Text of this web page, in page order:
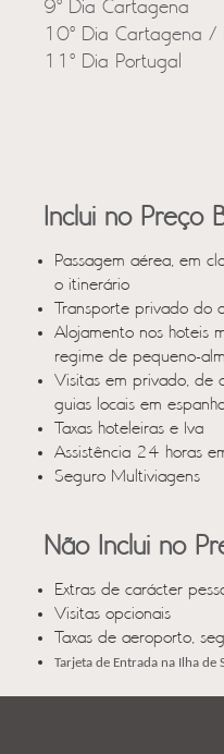
9º Dia Cartagena
10º Dia Cartagena /
11º Dia Portugal
Inclui no Preço
Passagem aérea, em
o itinerário
Transporte privado do
Alojamento nos hoteis
regime de pequeno-
Visitas em privado, de
guias locais em
Taxas hoteleiras e Iva
Assistência 24 horas
Seguro Multiviagens
Não Inclui no
Extras de carácter
Visitas opcionais
Taxas de aeroporto,
Tarjeta de Entrada na Ilha de